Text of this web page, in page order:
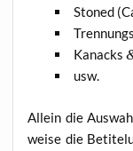
Stoned
Kanacks
usw.
Allein die
wei­se die